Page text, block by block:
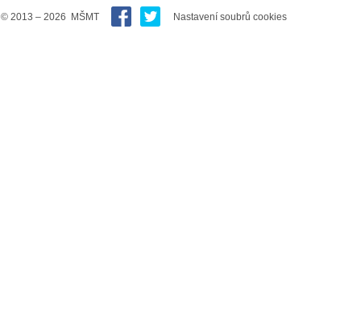
© 2013 – 2026 MŠMT Nastavení soubrů cookies